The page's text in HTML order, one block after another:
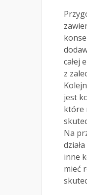
całej
z
jest
które
Na
inne
mieć